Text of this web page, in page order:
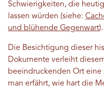
Schwierigkeiten, die
lassen würden (siehe:
und blühende Gegenwart).
Die Besichtigung dieser
Dokumente verleiht
beeindruckenden Ort eine
man erfährt, wie hart die